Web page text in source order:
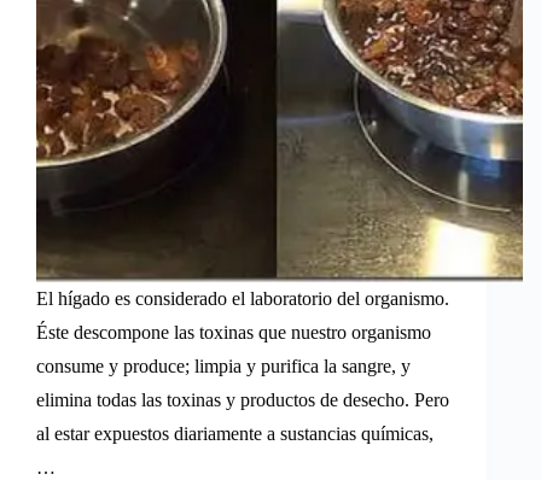
El hígado es considerado el laboratorio del organismo.
Éste descompone las toxinas que nuestro organismo
consume y produce; limpia y purifica la sangre, y
elimina todas las toxinas y productos de desecho. Pero
al estar expuestos diariamente a sustancias químicas,
…